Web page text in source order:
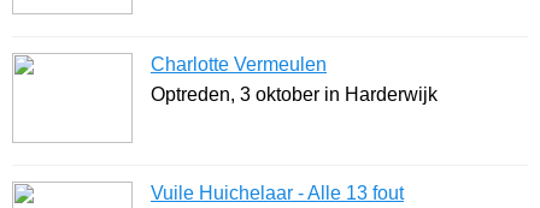
Charlotte Vermeulen
Optreden, 3 oktober in Harderwijk
Vuile Huichelaar - Alle 13 fout